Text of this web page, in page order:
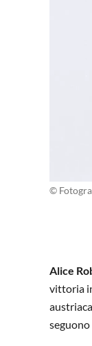
©
Alice
vittoria